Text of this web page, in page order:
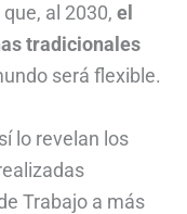
al 2030, el
tradicionales
será flexible.
lo revelan los
Trabajo a más